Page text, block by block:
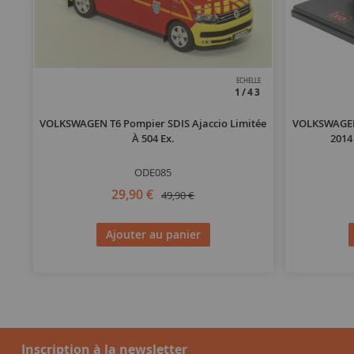
ECHELLE
1/43
VOLKSWAGEN T6 Pompier SDIS Ajaccio Limitée
À 504 Ex.
ODE085
29,90 € 49,90 €
Ajouter au panier
Inscription à la newsletter